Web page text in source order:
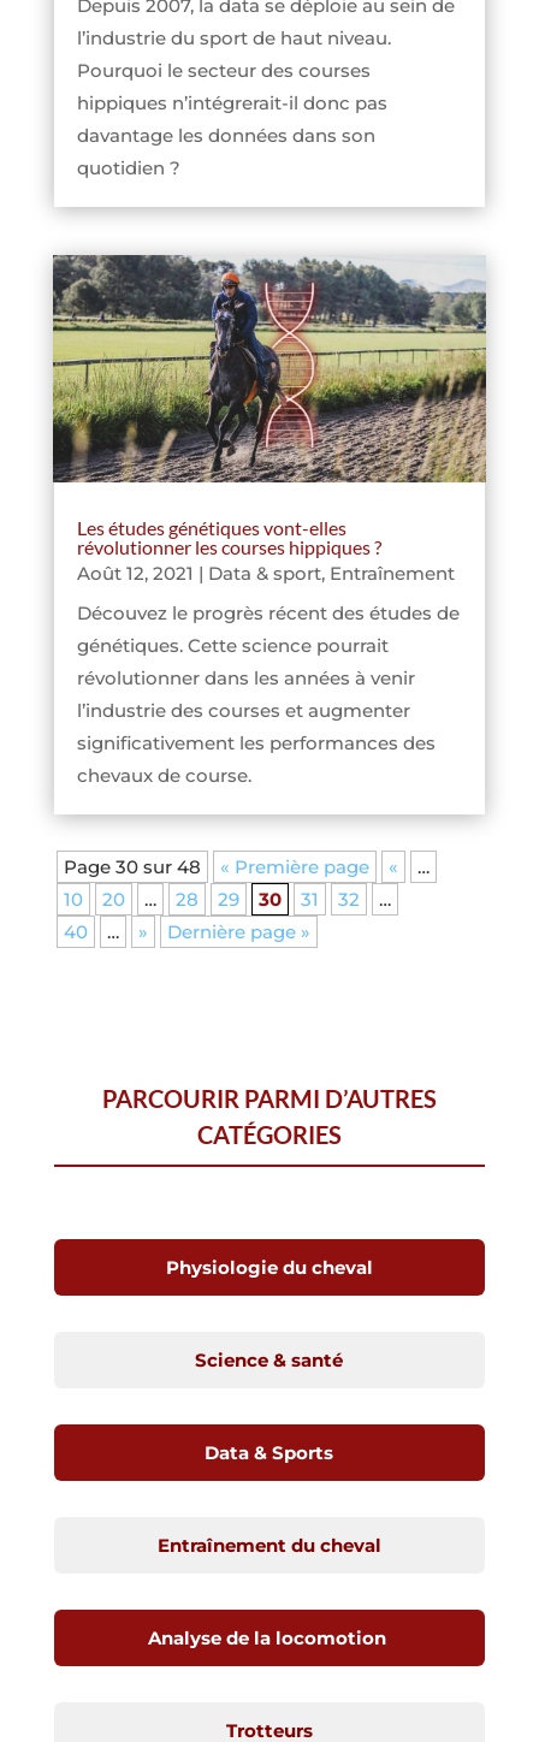
Depuis 2007, la data se déploie au sein de
l’industrie du sport de haut niveau.
Pourquoi le secteur des courses
hippiques n’intégrerait-il donc pas
davantage les données dans son
quotidien ?
Les études génétiques vont-elles
révolutionner les courses hippiques ?
Août 12, 2021 | Data & sport, Entraînement
Découvez le progrès récent des études de
génétiques. Cette science pourrait
révolutionner dans les années à venir
l’industrie des courses et augmenter
significativement les performances des
chevaux de course.
Page 30 sur 48 « Première page «
…
10
20 … 28 29 30 31 32
…
40
… » Dernière page »
PARCOURIR PARMI D’AUTRES
CATÉGORIES
Physiologie du cheval
Science & santé
Data & Sports
Entraînement du cheval
Analyse de la locomotion
Trotteurs